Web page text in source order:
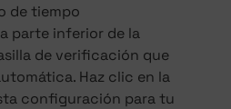
de tiempo
parte inferior de la
de verificación que
Haz clic en la
configuración para tu